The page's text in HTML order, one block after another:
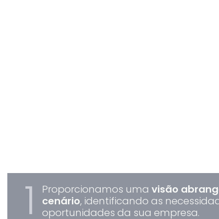
1 Proporcionamos uma visão
cenário, identificando as
oportunidades da sua empresa.